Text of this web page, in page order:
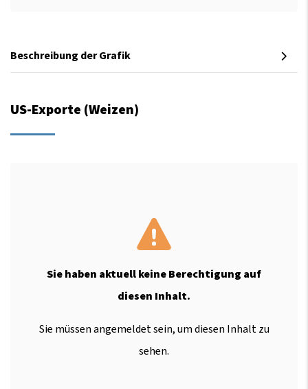
Beschreibung der Grafik
US-Exporte (Weizen)
Sie haben aktuell keine Berechtigung auf
diesen Inhalt.
Sie müssen angemeldet sein, um diesen Inhalt zu
sehen.